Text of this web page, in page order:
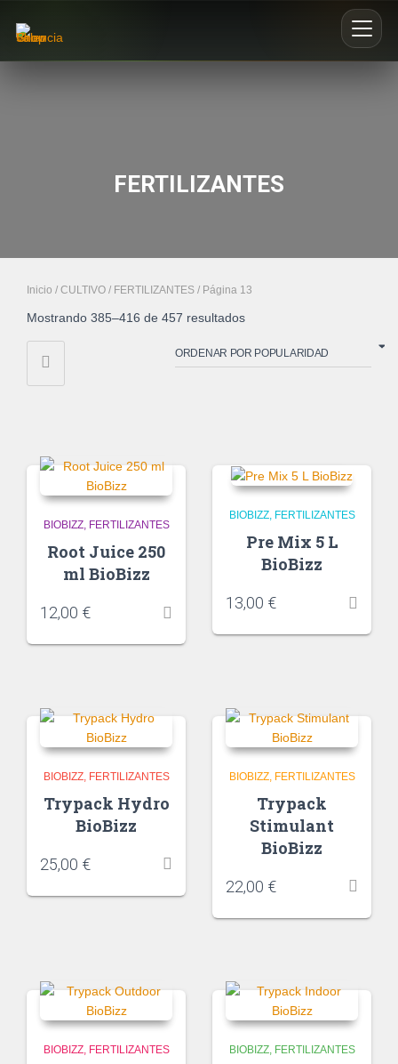
FERTILIZANTES
Inicio / CULTIVO / FERTILIZANTES / Página 13
Mostrando 385–416 de 457 resultados
BIOBIZZ FERTILIZANTES
Root Juice 250
ml BioBizz
12,00 €
BIOBIZZ FERTILIZANTES
Pre Mix 5 L
BioBizz
13,00 €
BIOBIZZ FERTILIZANTES
Trypack Hydro
BioBizz
25,00 €
BIOBIZZ FERTILIZANTES
Trypack
Stimulant
BioBizz
22,00 €
BIOBIZZ FERTILIZANTES BIOBIZZ FERTILIZANTES